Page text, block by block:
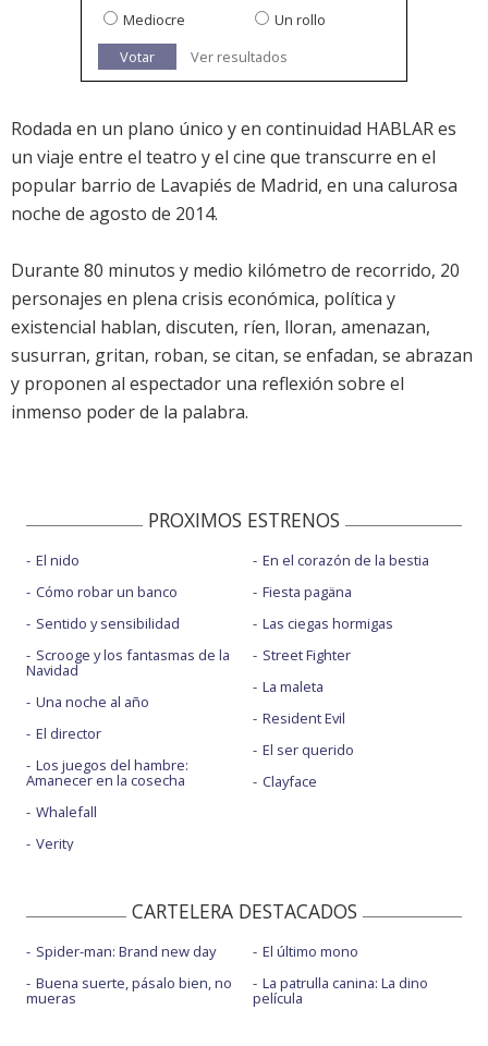
Mediocre
Un rollo
Votar
Ver resultados
Rodada en un plano único y en continuidad HABLAR es
un viaje entre el teatro y el cine que transcurre en el
popular barrio de Lavapiés de Madrid, en una calurosa
noche de agosto de 2014.
Durante 80 minutos y medio kilómetro de recorrido, 20
personajes en plena crisis económica, política y
existencial hablan, discuten, ríen, lloran, amenazan,
susurran, gritan, roban, se citan, se enfadan, se abrazan
y proponen al espectador una reflexión sobre el
inmenso poder de la palabra.
PROXIMOS ESTRENOS
El nido
Cómo robar un banco
Sentido y sensibilidad
Scrooge y los fantasmas de la
Navidad
Una noche al año
El director
Los juegos del hambre:
Amanecer en la cosecha
Whalefall
Verity
En el corazón de la bestia
Fiesta pagäna
Las ciegas hormigas
Street Fighter
La maleta
Resident Evil
El ser querido
Clayface
CARTELERA DESTACADOS
Spider-man: Brand new day
Buena suerte, pásalo bien, no
mueras
El último mono
La patrulla canina: La dino
película